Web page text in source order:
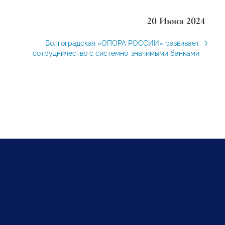
20 Июня 2024
Волгоградская «ОПОРА РОССИИ» развивает
сотрудничество с системно-значимыми банками